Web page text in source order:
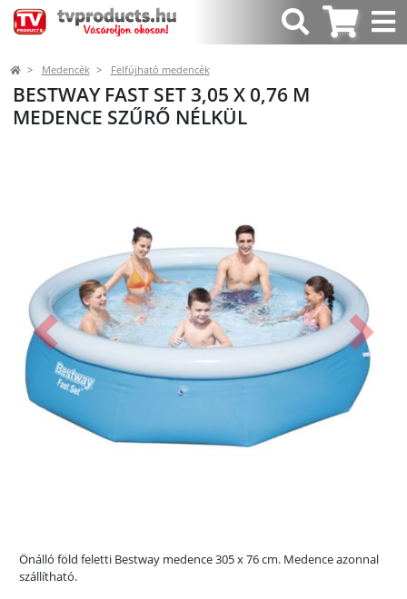
Medencék Felfújható medencék
BESTWAY FAST SET 3,05 X 0,76 M
MEDENCE SZŰRŐ NÉLKÜL
Előző
Önálló föld feletti Bestway medence 305 x 76 cm. Medence azonnal
szállítható.